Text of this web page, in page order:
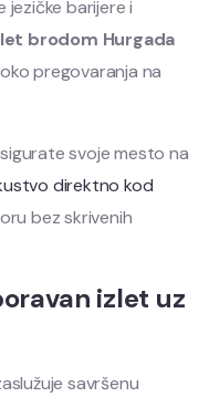
jezičke barijere i
brodom Hurgada
pregovaranja na
svoje mesto na
direktno kod
bez skrivenih
izlet uz
savršenu